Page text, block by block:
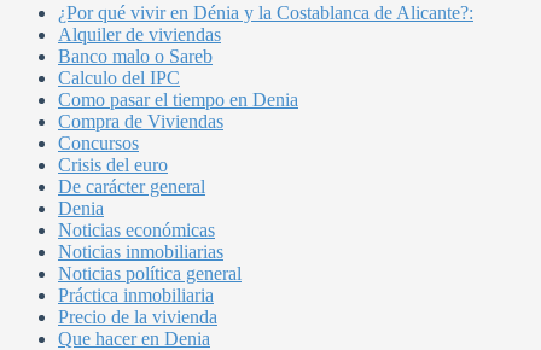
¿Por qué vivir en Dénia y la Costablanca de Alicante?:
Alquiler de viviendas
Banco malo o Sareb
Calculo del IPC
Como pasar el tiempo en Denia
Compra de Viviendas
Concursos
Crisis del euro
De carácter general
Denia
Noticias económicas
Noticias inmobiliarias
Noticias política general
Práctica inmobiliaria
Precio de la vivienda
Que hacer en Denia